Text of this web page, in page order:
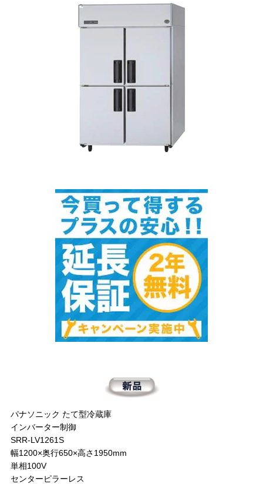
パナソニック たて型冷蔵庫
インバーター制御
SRR-LV1261S
幅1200×奥行650×高さ1950mm
単相100V
センターピラーレス